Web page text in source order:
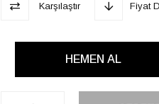
Karşılaştır Fiyat